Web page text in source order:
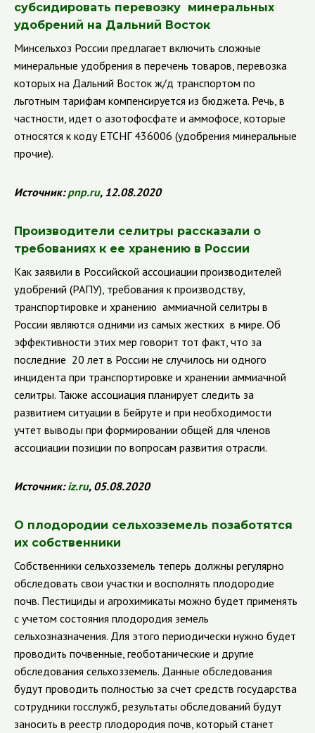
субсидировать перевозку минеральных
удобрений на Дальний Восток
Минсельхоз России предлагает включить сложные
минеральные удобрения в перечень товаров, перевозка
которых на Дальний Восток ж/д транспортом по
льготным тарифам компенсируется из бюджета. Речь, в
частности, идет о азотофосфате и аммофосе, которые
относятся к коду ЕТСНГ 436006 (удобрения минеральные
прочие).
Источник:pnp.ru, 12.08.2020
Производители селитры рассказали о
требованиях к ее хранению в России
Как заявили в Российской ассоциации производителей
удобрений (РАПУ), требования к производству,
транспортировке и хранению аммиачной селитры в
России являются одними из самых жестких в мире. Об
эффективности этих мер говорит тот факт, что за
последние 20 лет в России не случилось ни одного
инцидента при транспортировке и хранении аммиачной
селитры. Также ассоциация планирует следить за
развитием ситуации в Бейруте и при необходимости
учтет выводы при формировании общей для членов
ассоциации позиции по вопросам развития отрасли.
Источник:iz.ru, 05.08.2020
О плодородии сельхозземель позаботятся
их собственники
Собственники сельхозземель теперь должны регулярно
обследовать свои участки и восполнять плодородие
почв. Пестициды и агрохимикаты можно будет применять
с учетом состояния плодородия земель
сельхозназначения. Для этого периодически нужно будет
проводить почвенные, геоботанические и другие
обследования сельхозземель. Данные обследования
будут проводить полностью за счет средств государства
сотрудники госслужб, результаты обследований будут
заносить в реестр плодородия почв, который станет